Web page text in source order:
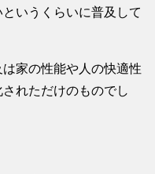
いうくらいに普及して
家の性能や人の快適性
れただけのものでし